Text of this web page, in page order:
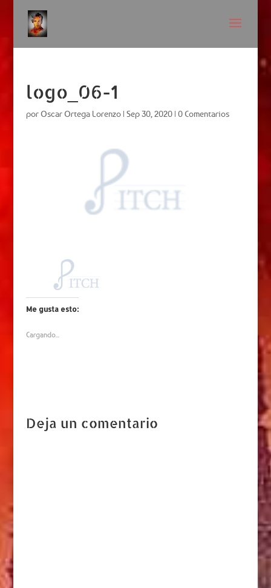
logo_06-1
por Oscar Ortega Lorenzo| Sep 30, 2020| 0 Comentarios
Me gusta esto:
Cargando...
Deja un comentario